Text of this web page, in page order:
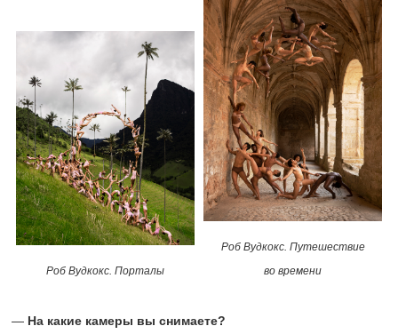
Роб Вудкокс. Порталы
Роб Вудкокс. Путешествие
во времени
— На какие камеры вы снимаете?